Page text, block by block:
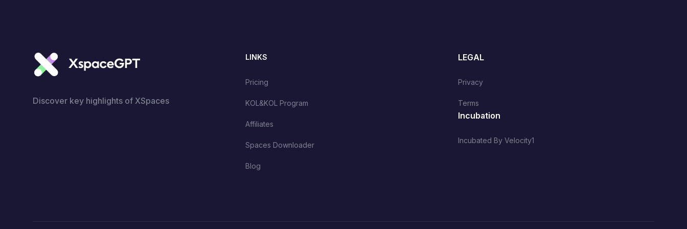
Discover key highlights of XSpaces
LINKS
Pricing
KOL&KOL Program
Affiliates
Spaces Downloader
Blog
LEGAL
Privacy
Terms
Incubation
Incubated By Velocity1